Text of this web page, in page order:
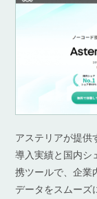
アステリアが提供
導入実績と国内シ
携ツールで、企業
データをスムーズ